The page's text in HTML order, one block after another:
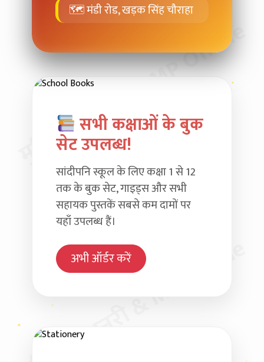
मुदित स्टेशनरी & MP Online
मुदित स्टेशनरी & MP Online
🗺 मंडी रोड, खड़क सिंह चौराहा
सभी कक्षाओं के बुक
सेट उपलब्ध!
सांदीपनि स्कूल के लिए कक्षा 1 से 12
तक के बुक सेट, गाइड्स और सभी
सहायक पुस्तकें सबसे कम दामों पर
यहाँ उपलब्ध हैं।
अभी ऑर्डर करें